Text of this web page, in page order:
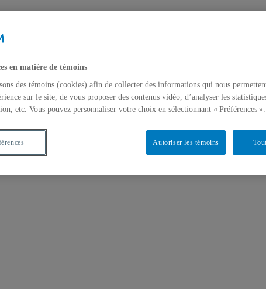
en matière de témoins
des témoins (cookies) afin de collecter des informations qui nous
sur le site, de vous proposer des contenus vidéo, d’analyser les
etc. Vous pouvez personnaliser votre choix en sélectionnant « Préférences ».
Autoriser les témoins